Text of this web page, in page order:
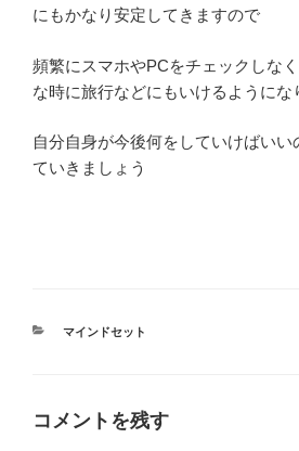
にもかなり安定してきますので
頻繁にスマホやPCをチェックしな
な時に旅行などにもいけるようにな
自分自身が今後何をしていけばいい
ていきましょう
カ
マインドセット
コメントを残す